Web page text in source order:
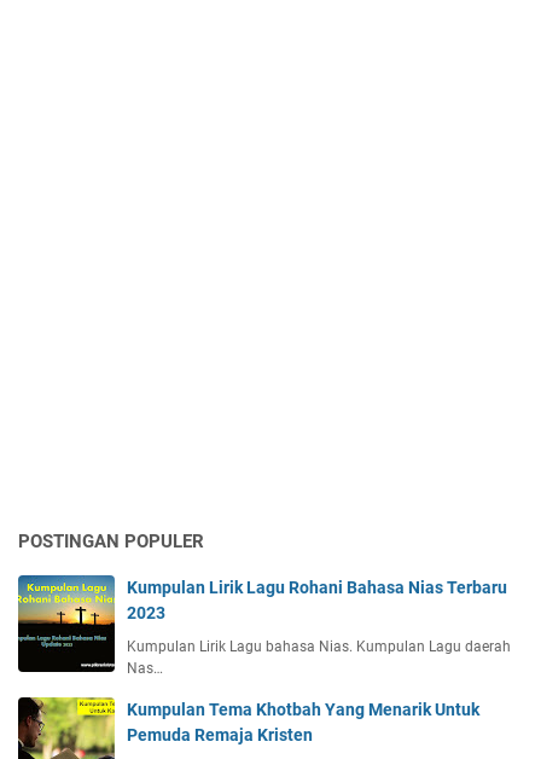
POSTINGAN POPULER
Kumpulan Lirik Lagu Rohani Bahasa Nias Terbaru
2023
Kumpulan Lirik Lagu bahasa Nias. Kumpulan Lagu daerah
Nas…
Kumpulan Tema Khotbah Yang Menarik Untuk
Pemuda Remaja Kristen